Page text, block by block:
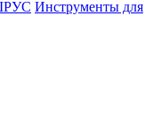
Инструменты для